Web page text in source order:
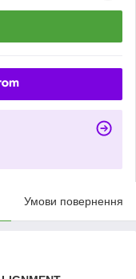
Умови повернення